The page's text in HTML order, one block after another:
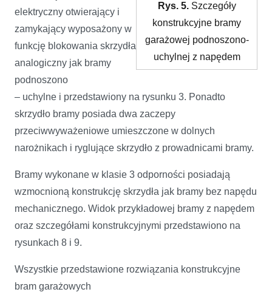
Rys. 5. Szczegóły
konstrukcyjne bramy
garażowej podnoszono-
uchylnej z napędem
elektryczny otwierający i
zamykający wyposażony w
funkcję blokowania skrzydła
analogiczny jak bramy
podnoszono
– uchylne i przedstawiony na rysunku 3. Ponadto
skrzydło bramy posiada dwa zaczepy
przeciwwyważeniowe umieszczone w dolnych
narożnikach i ryglujące skrzydło z prowadnicami bramy.
Bramy wykonane w klasie 3 odporności posiadają
wzmocnioną konstrukcję skrzydła jak bramy bez napędu
mechanicznego. Widok przykładowej bramy z napędem
oraz szczegółami konstrukcyjnymi przedstawiono na
rysunkach 8 i 9.
Wszystkie przedstawione rozwiązania konstrukcyjne
bram garażowych